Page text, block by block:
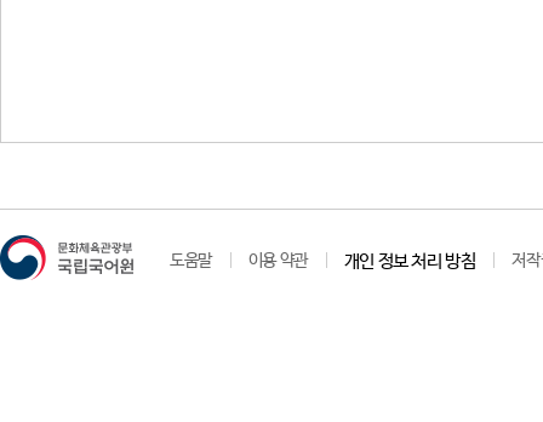
도움말 이용 약관 개인 정보 처리 방침 저